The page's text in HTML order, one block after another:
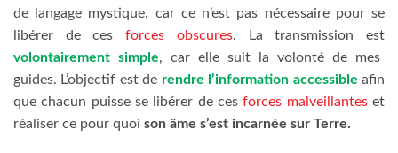
de langage mystique, car ce n’est pas nécessaire pour se
libérer de ces forces obscures. La transmission est
volontairement simple, car elle suit la volonté de mes
guides. L’objectif est de rendre l’information accessible afin
que chacun puisse se libérer de cesforces malveillanteset
réaliser ce pour quoi son âme s’est incarnée sur Terre.